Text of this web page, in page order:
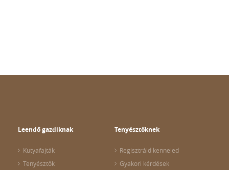
Leendő gazdiknak
Kutyafajták
Tenyésztők
Tenyésztőknek
Regisztráld kenneled
Gyakori kérdések